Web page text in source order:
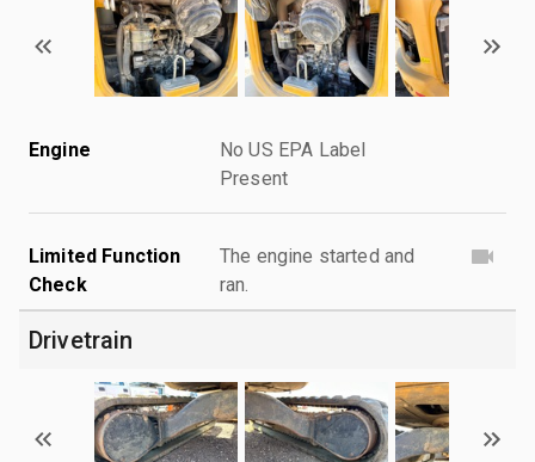
Engine
No US EPA Label
Present
Limited Function
Check
The engine started and
ran.
Drivetrain